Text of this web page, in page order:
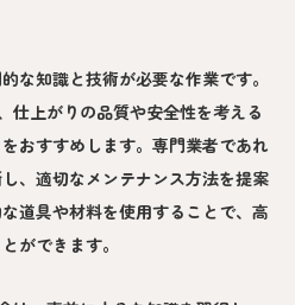
な知識と技術が必要な作業です。
仕上がりの品質や安全性を考える
おすすめします。専門業者であれ
、適切なメンテナンス方法を提案
道具や材料を使用することで、高
ができます。